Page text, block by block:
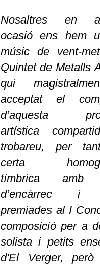
Nosaltres en
ocasió ens hem
músic de vent-
Quintet de Metalls
qui
acceptat el
d’aquesta
artística
trobareu, per
certa
tímbrica amb
d’encàrrec i
premiades al I
composició per a
solista i petits
d'El Verger, però